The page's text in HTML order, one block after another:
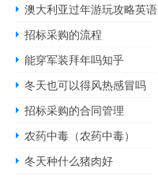
澳大利亚过年游玩攻略英语
招标采购的流程
能穿军装拜年吗知乎
冬天也可以得风热感冒吗
招标采购的合同管理
农药中毒（农药中毒）
冬天种什么猪肉好